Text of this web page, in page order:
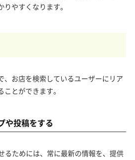
やすくなります。
、お店を検索しているユーザーにリア
とができます。
や投稿をする
るためには、常に最新の情報を、提供